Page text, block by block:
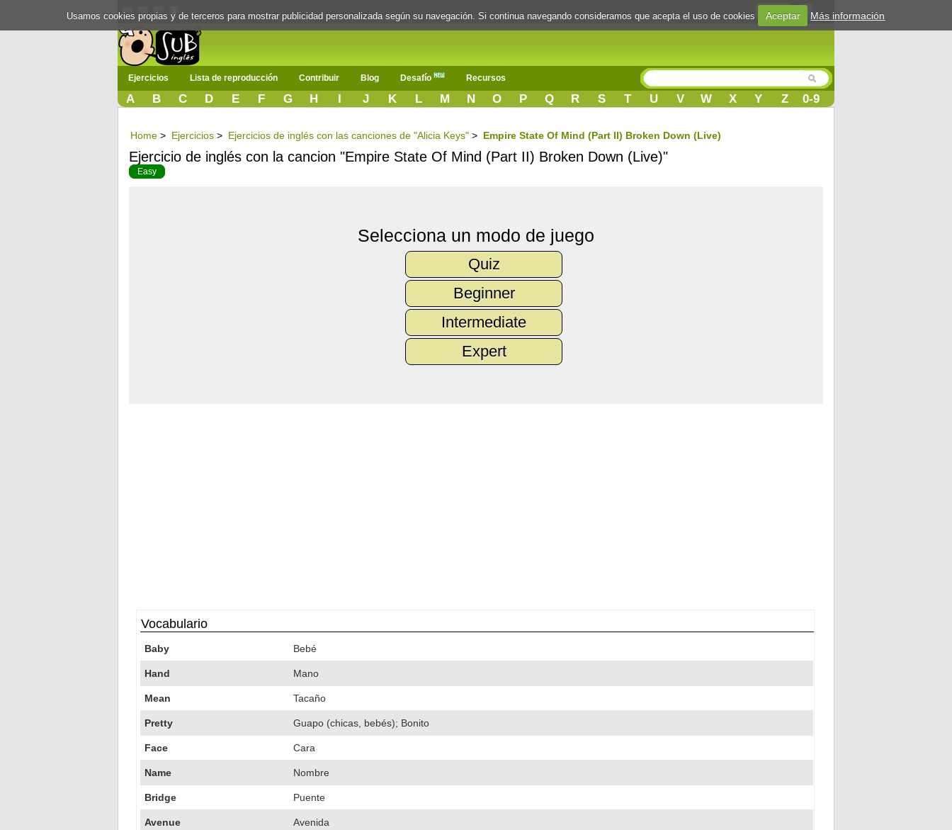
Login
Ejercicios Lista de reproducción Contribuir Blog Desafío Recursos
A B C D E F G H I J K L M N O P Q R S T U V W X Y Z 0-9
Home > Ejercicios > Ejercicios de inglés con las canciones de "Alicia Keys" > Empire State Of Mind (Part II) Broken Down (Live)
Ejercicio de inglés con la cancion "Empire State Of Mind (Part II) Broken Down (Live)"
Easy
Selecciona un modo de juego
Quiz
Beginner
Intermediate
Expert
Vocabulario
Baby Bebé
Hand Mano
Mean Tacaño
Pretty Guapo (chicas, bebés); Bonito
Face Cara
Name Nombre
Bridge Puente
Avenue Avenida
Usamos cookies propias y de terceros para mostrar publicidad personalizada según su navegación. Si continua navegando consideramos que acepta el uso de cookies Aceptar Más información